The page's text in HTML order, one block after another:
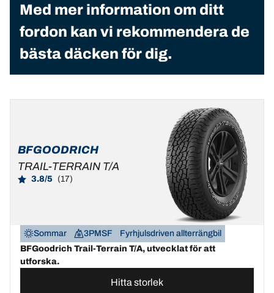
Med mer information om ditt
fordon kan vi rekommendera de
bästa däcken för dig.
BFGOODRICH
TRAIL-TERRAIN T/A
3.8/5 (17)
Sommar 3PMSF
Fyrhjulsdriven allterrängbil
BFGoodrich Trail-Terrain T/A, utvecklat för att
utforska.
Hitta storlek